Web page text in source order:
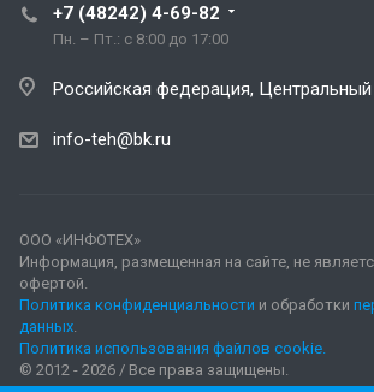
+7 (48242) 4-69-82
Пн. – Пт.: с 8:00 до 17:00
Российская федерация, Центральный
info-teh@bk.ru
ООО «ИНФОТЕХ»
Информация, размещенная на сайте, не
офертой.
Политика конфиденциальности и обработки
данных.
Политика использования файлов cookie.
© 2012 - 2026 / Все права защищены.